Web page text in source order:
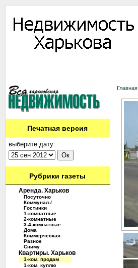
Печатная версия
выберите дату:
Рубрики газеты
Аренда. Харьков
Посуточно
Коммунал./
Гостинки
1-комнатные
2-комнатные
3-4-комнатные
Дома
Коммерческая
Разное
Сниму
Квартиры. Харьков
1-ком. продам
1-ком. куплю
Главная